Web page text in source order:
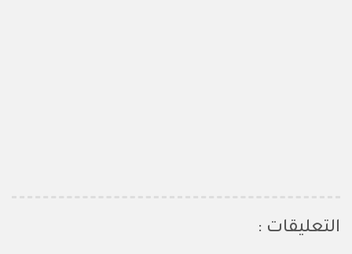
التعليقات :